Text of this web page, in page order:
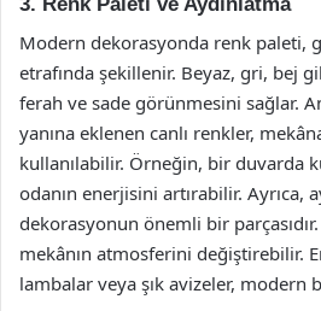
Modern dekorasyonda renk paleti,
etrafında şekillenir. Beyaz, gri, bej
ferah ve sade görünmesini sağlar.
yanına eklenen canlı renkler,
kullanılabilir. Örneğin, bir duvarda
odanın enerjisini artırabilir. Ayrıca,
dekorasyonun önemli bir
mekânın atmosferini değiştirebilir.
lambalar veya şık avizeler, modern